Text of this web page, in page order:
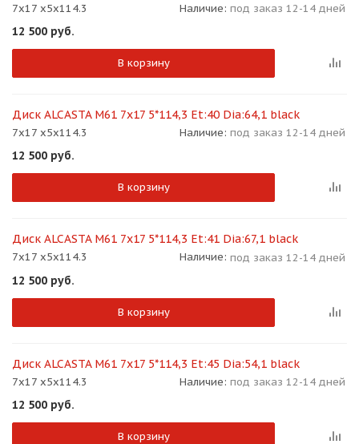
7x17 x5x114.3 Наличие: под заказ 12-14 дней
12 500 руб.
В корзину
Диск ALCASTA M61 7x17 5*114,3 Et:40 Dia:64,1 black
7x17 x5x114.3 Наличие: под заказ 12-14 дней
12 500 руб.
В корзину
Диск ALCASTA M61 7x17 5*114,3 Et:41 Dia:67,1 black
7x17 x5x114.3 Наличие: под заказ 12-14 дней
12 500 руб.
В корзину
Диск ALCASTA M61 7x17 5*114,3 Et:45 Dia:54,1 black
7x17 x5x114.3 Наличие: под заказ 12-14 дней
12 500 руб.
В корзину